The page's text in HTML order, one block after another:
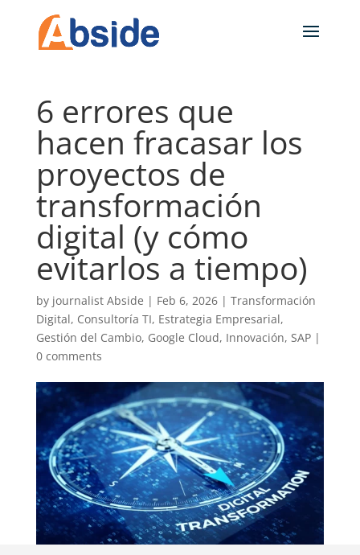
6 errores que
hacen fracasar los
proyectos de
transformación
digital (y cómo
evitarlos a tiempo)
by journalist Abside | Feb 6, 2026| Transformación
Digital, Consultoría TI, Estrategia Empresarial,
Gestión del Cambio, Google Cloud, Innovación, SAP|
0 comments